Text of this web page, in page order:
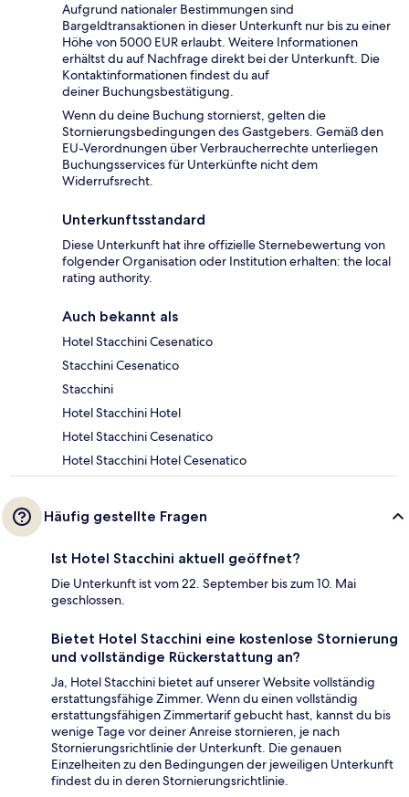
Aufgrund nationaler Bestimmungen sind
Bargeldtransaktionen in dieser Unterkunft nur bis zu einer
Höhe von 5000 EUR erlaubt. Weitere Informationen
erhältst du auf Nachfrage direkt bei der Unterkunft. Die
Kontaktinformationen findest du auf
deiner Buchungsbestätigung.
Wenn du deine Buchung stornierst, gelten die
Stornierungsbedingungen des Gastgebers. Gemäß den
EU-Verordnungen über Verbraucherrechte unterliegen
Buchungsservices für Unterkünfte nicht dem
Widerrufsrecht.
Unterkunftsstandard
Diese Unterkunft hat ihre offizielle Sternebewertung von
folgender Organisation oder Institution erhalten: the local
rating authority.
Auch bekannt als
Hotel Stacchini Cesenatico
Stacchini Cesenatico
Stacchini
Hotel Stacchini Hotel
Hotel Stacchini Cesenatico
Hotel Stacchini Hotel Cesenatico
Häufig gestellte Fragen
Ist Hotel Stacchini aktuell geöffnet?
Die Unterkunft ist vom 22. September bis zum 10. Mai
geschlossen.
Bietet Hotel Stacchini eine kostenlose Stornierung
und vollständige Rückerstattung an?
Ja, Hotel Stacchini bietet auf unserer Website vollständig
erstattungsfähige Zimmer. Wenn du einen vollständig
erstattungsfähigen Zimmertarif gebucht hast, kannst du bis
wenige Tage vor deiner Anreise stornieren, je nach
Stornierungsrichtlinie der Unterkunft. Die genauen
Einzelheiten zu den Bedingungen der jeweiligen Unterkunft
findest du in deren Stornierungsrichtlinie.